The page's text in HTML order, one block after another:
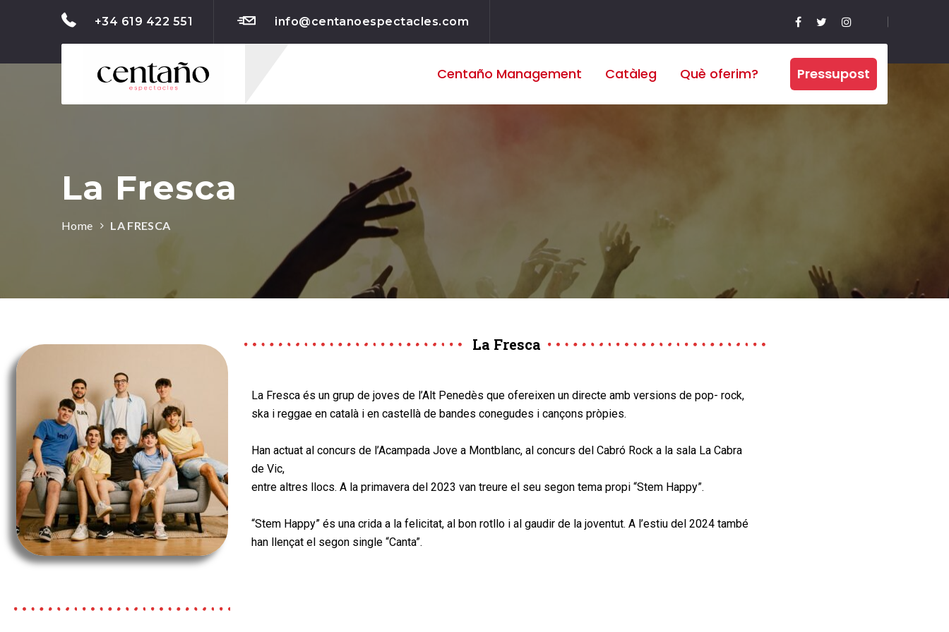
+34 619 422 551 info@centanoespectacles.com
Centaño Management Catàleg Què oferim? Pressupost
La Fresca
Home LA FRESCA
La Fresca
La Fresca és un grup de joves de l’Alt Penedès que ofereixen un directe amb versions de pop- rock,
ska i reggae en català i en castellà de bandes conegudes i cançons pròpies.
Han actuat al concurs de l’Acampada Jove a Montblanc, al concurs del Cabró Rock a la sala La Cabra
de Vic,
entre altres llocs. A la primavera del 2023 van treure el seu segon tema propi “Stem Happy”.
“Stem Happy” és una crida a la felicitat, al bon rotllo i al gaudir de la joventut. A l’estiu del 2024 també
han llençat el segon single “Canta”.